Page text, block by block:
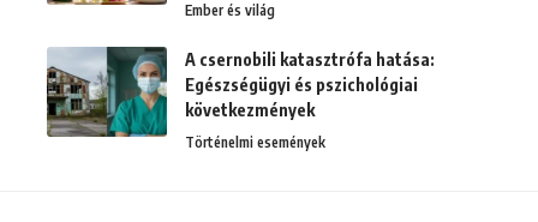
Ember és világ
A csernobili katasztrófa hatása:
Egészségügyi és pszichológiai
következmények
Történelmi események